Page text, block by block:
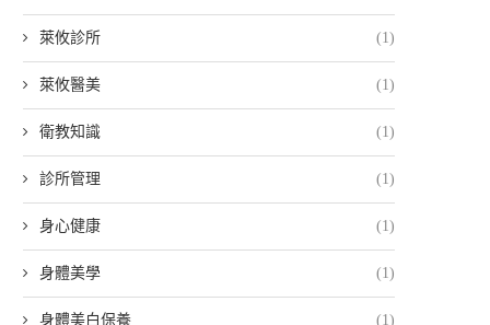
萊攸診所 (1)
萊攸醫美 (1)
衛教知識 (1)
診所管理 (1)
身心健康 (1)
身體美學 (1)
身體美白保養 (1)